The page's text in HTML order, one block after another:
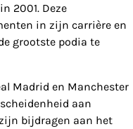
2001. Deze
in zijn carrière en
grootste podia te
Madrid en Manchester
aan
bijdragen aan het